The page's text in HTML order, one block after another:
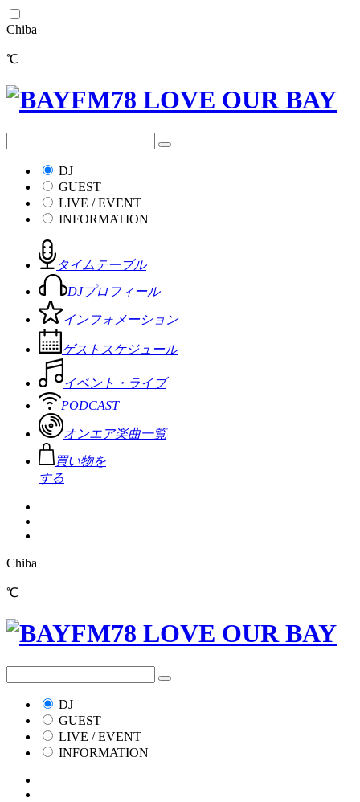
Chiba
℃
DJ
GUEST
LIVE / EVENT
INFORMATION
タイムテーブル
DJプロフィール
インフォメーション
ゲストスケジュール
イベント・ライブ
PODCAST
オンエア楽曲一覧
買い物を
する
Chiba
℃
DJ
GUEST
LIVE / EVENT
INFORMATION